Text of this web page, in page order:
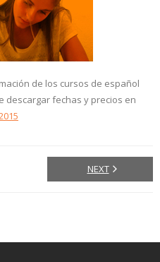
de los cursos de español
descargar fechas y precios en
NEXT